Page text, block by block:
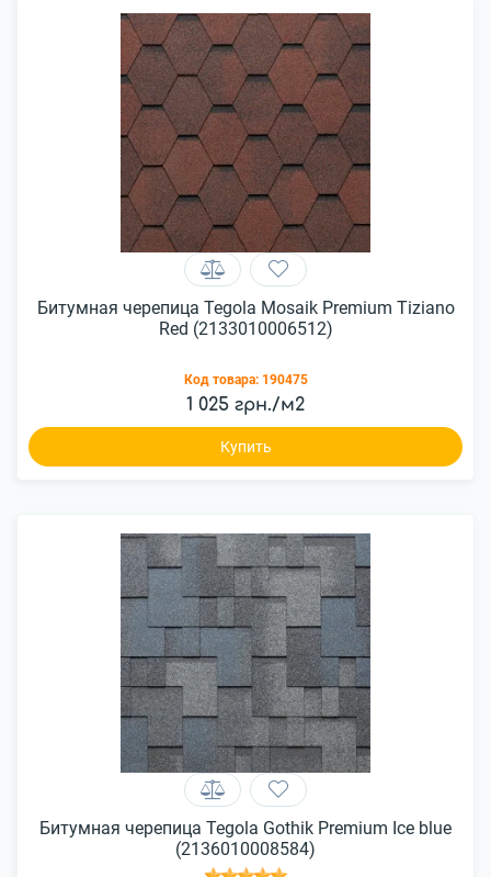
Битумная черепица Tegola Mosaik Premium Tiziano
Red (2133010006512)
Код товара: 190475
1 025 грн./м2
Купить
Битумная черепица Tegola Gothik Premium Ice blue
(2136010008584)